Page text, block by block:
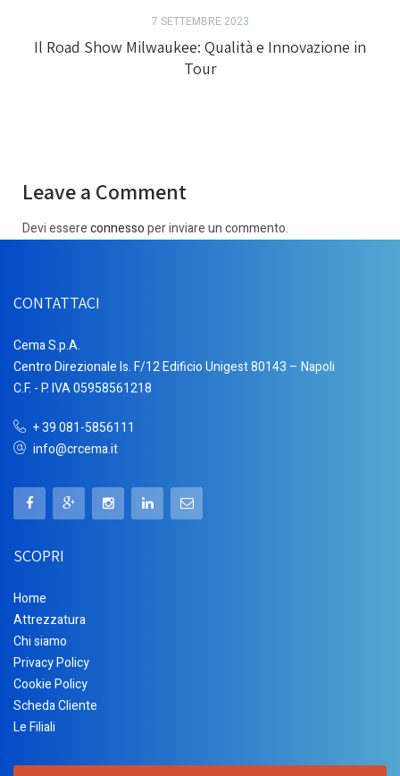
7 SETTEMBRE 2023
Il Road Show Milwaukee: Qualità e Innovazione in
Tour
Leave a Comment
Devi essereconnessoper inviare un commento.
CONTATTACI
Cema S.p.A.
Centro Direzionale Is. F/12 Edificio Unigest 80143 – Napoli
C.F. - P. IVA 05958561218
+ 39 081-5856111
info@crcema.it
SCOPRI
Home
Attrezzatura
Chi siamo
Privacy Policy
Cookie Policy
Scheda Cliente
Le Filiali